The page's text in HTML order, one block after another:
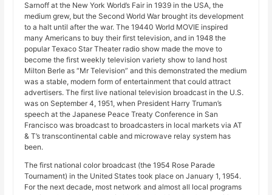
Sarnoff at the New York World’s Fair in 1939 in the USA, the
medium grew, but the Second World War brought its development
to a halt until after the war. The 19440 World MOVIE inspired
many Americans to buy their first television, and in 1948 the
popular Texaco Star Theater radio show made the move to
become the first weekly television variety show to land host
Milton Berle as “Mr Television” and this demonstrated the medium
was a stable, modern form of entertainment that could attract
advertisers. The first live national television broadcast in the U.S.
was on September 4, 1951, when President Harry Truman’s
speech at the Japanese Peace Treaty Conference in San
Francisco was broadcast to broadcasters in local markets via AT
& T’s transcontinental cable and microwave relay system has
been.
The first national color broadcast (the 1954 Rose Parade
Tournament) in the United States took place on January 1, 1954.
For the next decade, most network and almost all local programs